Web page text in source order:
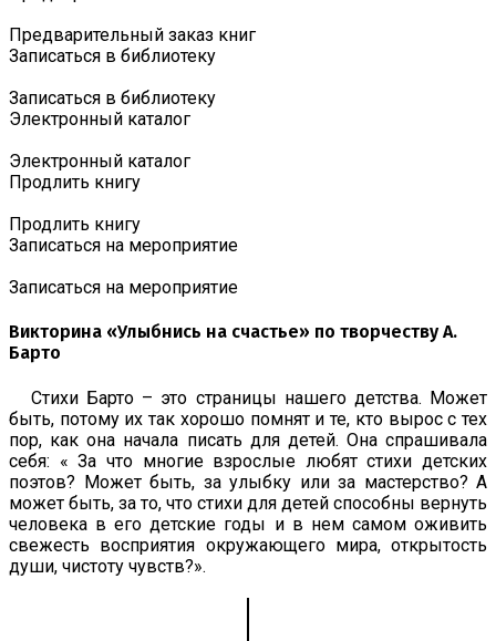
Предварительный заказ книг
Записаться в библиотеку
Записаться в библиотеку
Электронный каталог
Электронный каталог
Продлить книгу
Продлить книгу
Записаться на мероприятие
Записаться на мероприятие
Викторина «Улыбнись на счастье» по творчеству А.
Барто
Стихи Барто – это страницы нашего детства. Может
быть, потому их так хорошо помнят и те, кто вырос с тех
пор, как она начала писать для детей. Она спрашивала
себя: « За что многие взрослые любят стихи детских
поэтов? Может быть, за улыбку или за мастерство? А
может быть, за то, что стихи для детей способны вернуть
человека в его детские годы и в нем самом оживить
свежесть восприятия окружающего мира, открытость
души, чистоту чувств?».